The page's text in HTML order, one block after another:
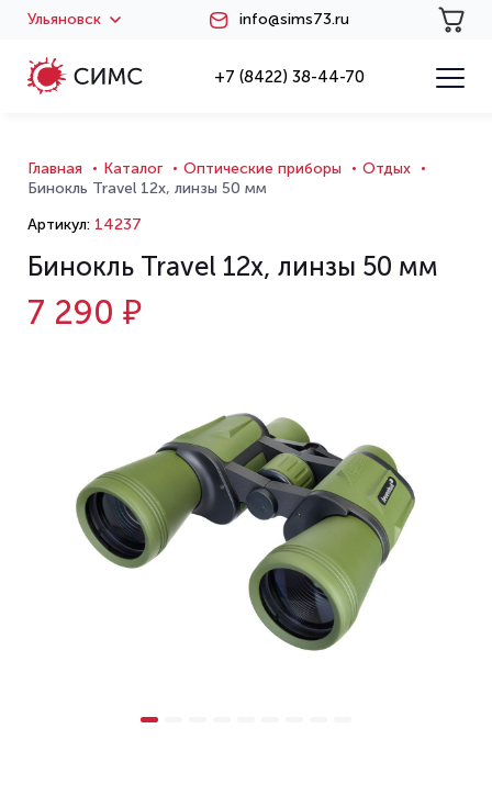
Ульяновск info@sims73.ru
+7 (8422) 38-44-70
Главная Каталог Оптические приборы
Отдых
Бинокль Travel 12x, линзы 50 мм
Артикул: 14237
Бинокль Travel 12x, линзы 50 мм
7 290 ₽